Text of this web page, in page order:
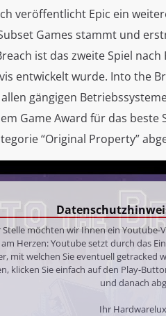
veröffentlicht Epic ein
Games stammt und
ist das zweite Spiel nach
entwickelt wurde. Into the
gängigen
Game Award für das beste
“Original Property”
Stelle möchten wir Ihnen ein Youtube-
Herzen: Youtube setzt durch das
mit welchen Sie eventuell getracked
klicken Sie einfach auf den Play-
und danach
Ihr